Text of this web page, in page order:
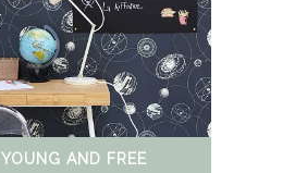
YOUNG AND FREE